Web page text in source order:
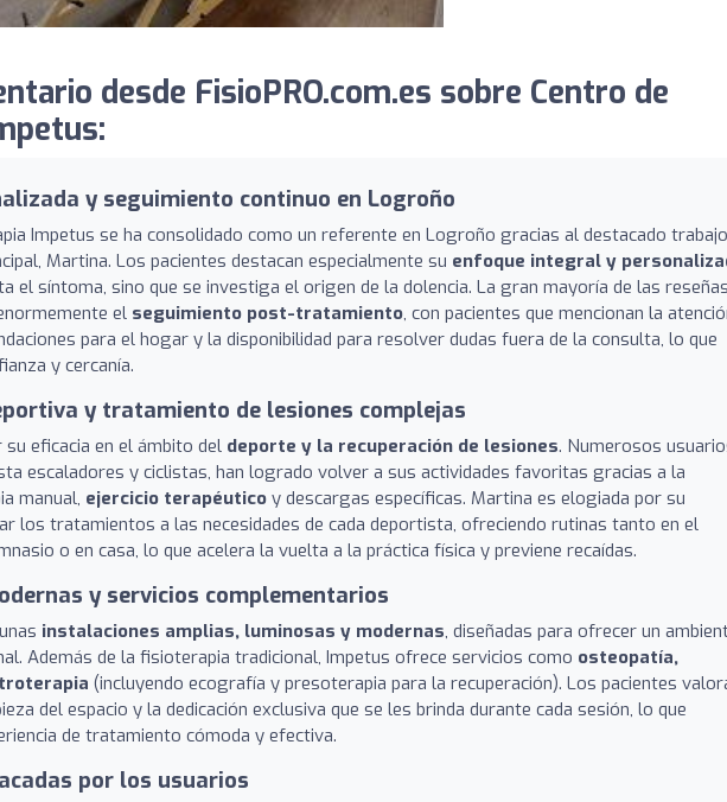
desde FisioPRO.com.es sobre Centro de
y seguimiento continuo en Logroño
Impetus se ha consolidado como un referente en Logroño gracias al destacado
Martina. Los pacientes destacan especialmente su enfoque integral y
el síntoma, sino que se investiga el origen de la dolencia. La gran mayoría de las reseñas
el seguimiento post-tratamiento, con pacientes que mencionan la
para el hogar y la disponibilidad para resolver dudas fuera de la consulta, lo que
y cercanía.
y tratamiento de lesiones complejas
eficacia en el ámbito del deporte y la recuperación de lesiones. Numerosos
escaladores y ciclistas, han logrado volver a sus actividades favoritas gracias a la
manual, ejercicio terapéutico y descargas específicas. Martina es elogiada por su
los tratamientos a las necesidades de cada deportista, ofreciendo rutinas tanto en el
o en casa, lo que acelera la vuelta a la práctica física y previene recaídas.
y servicios complementarios
instalaciones amplias, luminosas y modernas, diseñadas para ofrecer un
Además de la fisioterapia tradicional, Impetus ofrece servicios como osteopatía,
(incluyendo ecografía y presoterapia para la recuperación). Los pacientes
del espacio y la dedicación exclusiva que se les brinda durante cada sesión, lo que
de tratamiento cómoda y efectiva.
por los usuarios